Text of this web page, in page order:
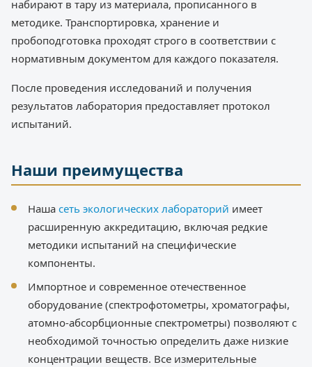
набирают в тару из материала, прописанного в
методике. Транспортировка, хранение и
пробоподготовка проходят строго в соответствии с
нормативным документом для каждого показателя.
После проведения исследований и получения
результатов лаборатория предоставляет протокол
испытаний.
Наши преимущества
Наша сеть экологических лабораторий имеет
расширенную аккредитацию, включая редкие
методики испытаний на специфические
компоненты.
Импортное и современное отечественное
оборудование (спектрофотометры, хроматографы,
атомно-абсорбционные спектрометры) позволяют с
необходимой точностью определить даже низкие
концентрации веществ. Все измерительные